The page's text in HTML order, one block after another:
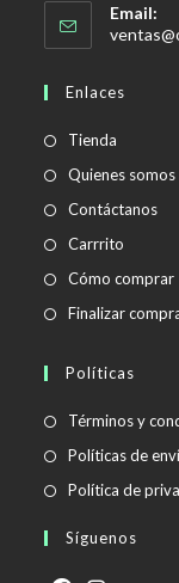
Email:
Enlaces
Tienda
Quienes somos
Contáctanos
Carrrito
Cómo comprar
Finalizar
Políticas
Términos y
Políticas de
Política de
Síguenos